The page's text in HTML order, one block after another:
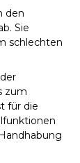
den
Sie
schlechten
zum
für die